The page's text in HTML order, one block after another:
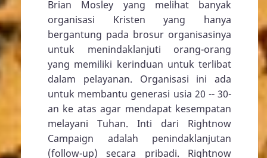
Rightnow Campaign didirikan oleh Brian
Mosley pada tahun 2000. Organisasi ini
didirikan berdasarkan pengalaman